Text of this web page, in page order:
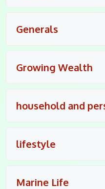
Generals
Growing Wealth
household and
lifestyle
Marine Life